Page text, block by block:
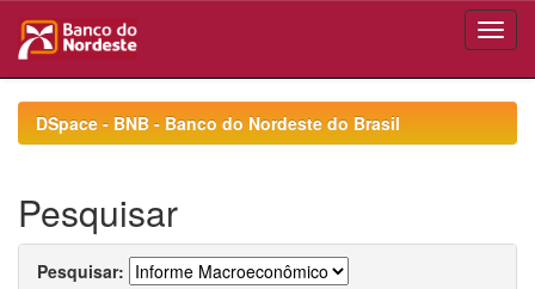
navigationDSpace - BNB - Banco do Nordeste do Brasil
Pesquisar
Pesquisar: